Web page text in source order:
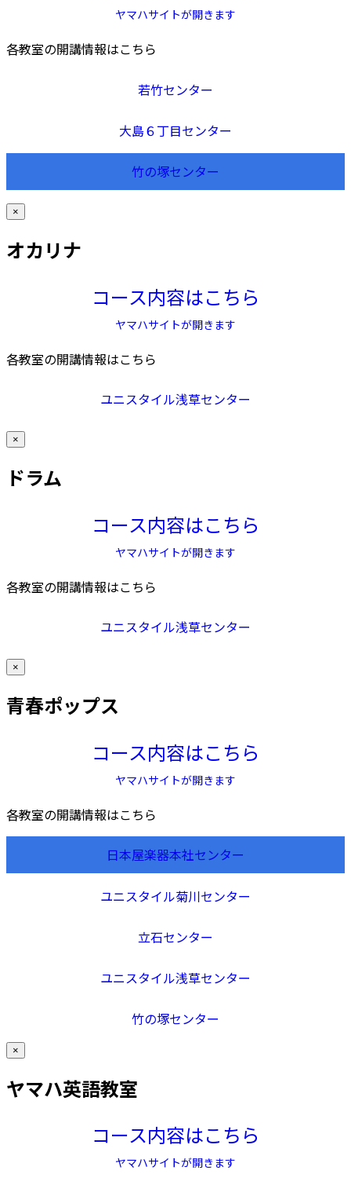
ヤマハサイトが開きます
各教室の開講情報はこちら
若竹センター
大島６丁目センター
竹の塚センター
×
オカリナ
コース内容はこちら
ヤマハサイトが開きます
各教室の開講情報はこちら
ユニスタイル浅草センター
×
ドラム
コース内容はこちら
ヤマハサイトが開きます
各教室の開講情報はこちら
ユニスタイル浅草センター
×
青春ポップス
コース内容はこちら
ヤマハサイトが開きます
各教室の開講情報はこちら
日本屋楽器本社センター
ユニスタイル菊川センター
立石センター
ユニスタイル浅草センター
竹の塚センター
×
ヤマハ英語教室
コース内容はこちら
ヤマハサイトが開きます